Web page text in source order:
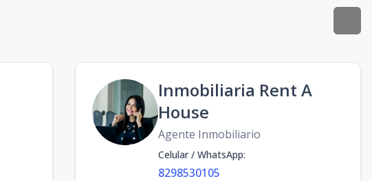
Inmobiliaria Rent A
House
Agente Inmobiliario
Celular / WhatsApp:
8298530105